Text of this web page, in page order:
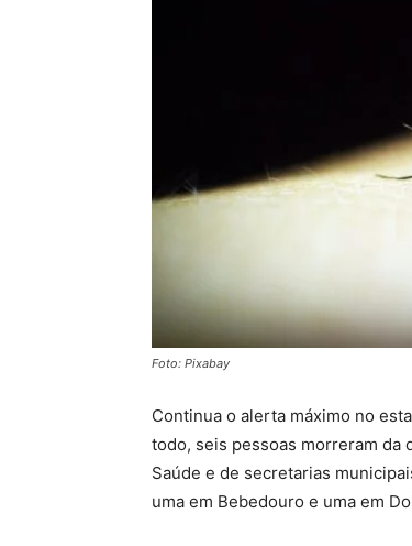
Foto: Pixabay
Continua o alerta máximo no
todo, seis pessoas morreram da
Saúde e de secretarias
uma em Bebedouro e uma em